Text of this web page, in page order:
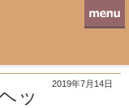
2019年7月14日
ッ